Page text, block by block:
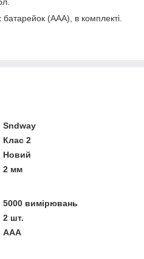
(ААА), в комплекті.
Sndway
Клас 2
Новий
2 мм
5000 вимірювань
2 шт.
ААА